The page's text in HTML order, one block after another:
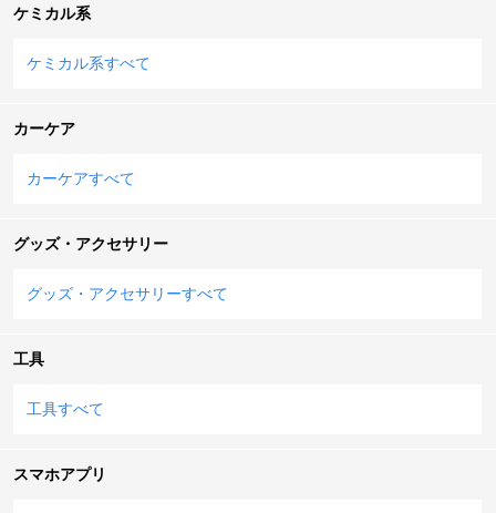
ケミカル系
ケミカル系すべて
カーケア
カーケアすべて
グッズ・アクセサリー
グッズ・アクセサリーすべて
工具
工具すべて
スマホアプリ